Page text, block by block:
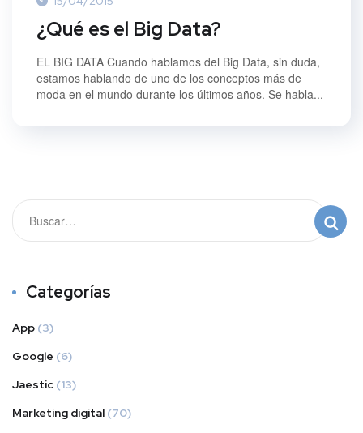
¿Qué es el Big Data?
EL BIG DATA Cuando hablamos del Big Data, sin duda,
estamos hablando de uno de los conceptos más de
moda en el mundo durante los últimos años. Se habla...
Categorías
App (3)
Google (6)
Jaestic (13)
Marketing digital (70)